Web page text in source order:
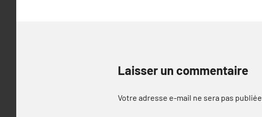
Laisser un commentaire
Votre adresse e-mail ne sera pas publiée.